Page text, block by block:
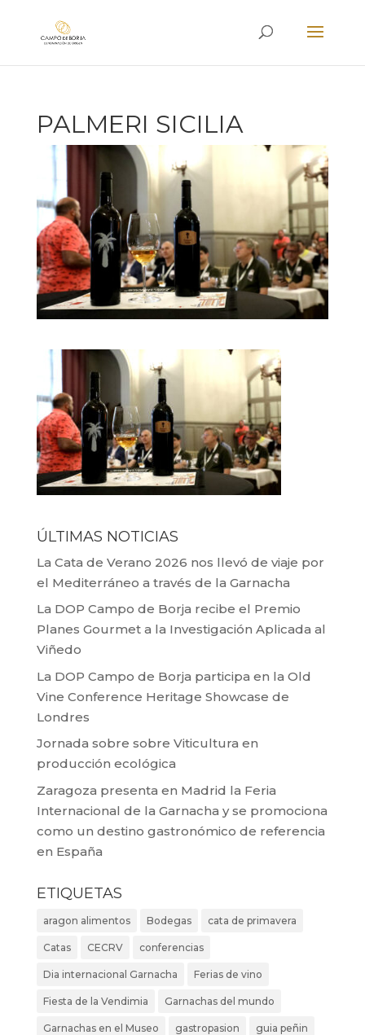
PALMERI SICILIA
ÚLTIMAS NOTICIAS
La Cata de Verano 2026 nos llevó de viaje por
el Mediterráneo a través de la Garnacha
La DOP Campo de Borja recibe el Premio
Planes Gourmet a la Investigación Aplicada al
Viñedo
La DOP Campo de Borja participa en la Old
Vine Conference Heritage Showcase de
Londres
Jornada sobre sobre Viticultura en
producción ecológica
Zaragoza presenta en Madrid la Feria
Internacional de la Garnacha y se promociona
como un destino gastronómico de referencia
en España
ETIQUETAS
aragon alimentos Bodegas cata de primavera
Catas CECRV conferencias
Dia internacional Garnacha Ferias de vino
Fiesta de la Vendimia Garnachas del mundo
Garnachas en el Museo gastropasion guia peñin